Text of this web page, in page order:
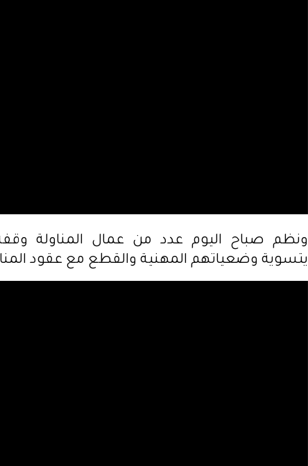
ونظم صباح اليوم عدد من عمال المناولة
يتسوية وضعياتهم المهنية والقطع مع عقود